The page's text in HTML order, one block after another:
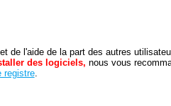
de l'aide de la part des autres
des logiciels, nous vous
registre.